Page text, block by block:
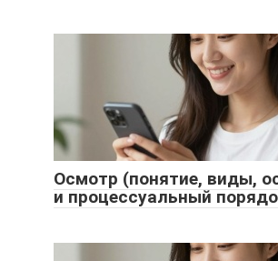
Осмотр (понятие, виды,
и процессуальный